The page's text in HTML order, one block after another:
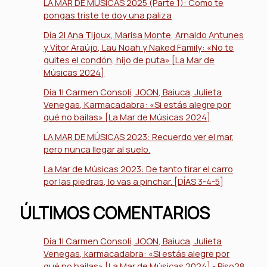
LA MAR DE MÚSICAS 2025 (Parte 1): Como te
pongas triste te doy una paliza
Día 2| Ana Tijoux, Marisa Monte, Arnaldo Antunes
y Vítor Araújo, Lau Noah y Naked Family: «No te
quites el condón, hijo de puta» [La Mar de
Músicas 2024]
Día 1| Carmen Consoli, JOON, Baiuca, Julieta
Venegas, Karmacadabra: «Si estás alegre por
qué no bailas» [La Mar de Músicas 2024]
LA MAR DE MÚSICAS 2023: Recuerdo ver el mar,
pero nunca llegar al suelo.
La Mar de Músicas 2023: De tanto tirar el carro
por las piedras, lo vas a pinchar. [DÍAS 3-4-5]
ÚLTIMOS COMENTARIOS
Día 1| Carmen Consoli, JOON, Baiuca, Julieta
Venegas, karmacadabra: «Si estás alegre por